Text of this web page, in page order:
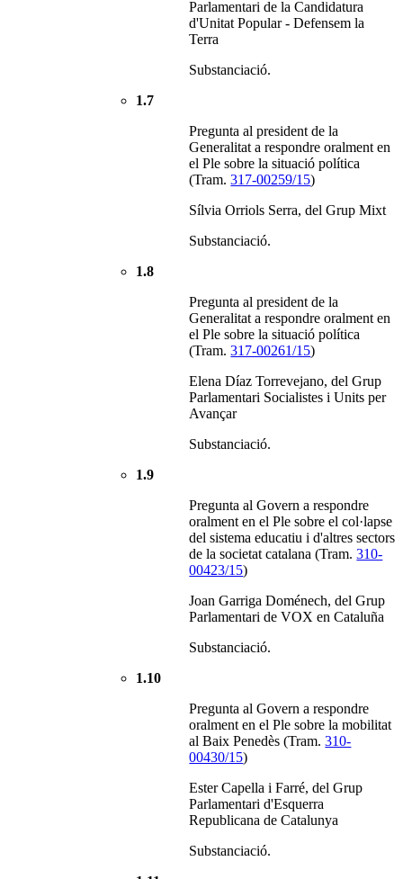
Parlamentari de la Candidatura
d'Unitat Popular - Defensem la
Terra
Substanciació.
1.7
Pregunta al president de la
Generalitat a respondre oralment en
el Ple sobre la situació política
(Tram.317-00259/15)
Sílvia Orriols Serra, del Grup Mixt
Substanciació.
1.8
Pregunta al president de la
Generalitat a respondre oralment en
el Ple sobre la situació política
(Tram.317-00261/15)
Elena Díaz Torrevejano, del Grup
Parlamentari Socialistes i Units per
Avançar
Substanciació.
1.9
Pregunta al Govern a respondre
oralment en el Ple sobre el col·lapse
del sistema educatiu i d'altres sectors
de la societat catalana (Tram.310-
00423/15)
Joan Garriga Doménech, del Grup
Parlamentari de VOX en Cataluña
Substanciació.
1.10
Pregunta al Govern a respondre
oralment en el Ple sobre la mobilitat
al Baix Penedès (Tram.310-
00430/15)
Ester Capella i Farré, del Grup
Parlamentari d'Esquerra
Republicana de Catalunya
Substanciació.